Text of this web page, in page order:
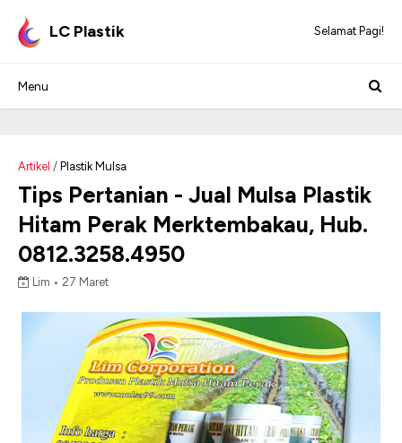
LC Plastik Selamat Pagi!
Artikel / Plastik Mulsa
Tips Pertanian - Jual Mulsa Plastik
Hitam Perak Merktembakau, Hub.
0812.3258.4950
Lim • 27 Maret